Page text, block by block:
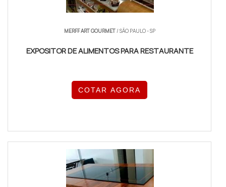
MERFF ART GOURMET/ SÃO PAULO - SP
EXPOSITOR DE ALIMENTOS PARA RESTAURANTE
COTAR AGORA